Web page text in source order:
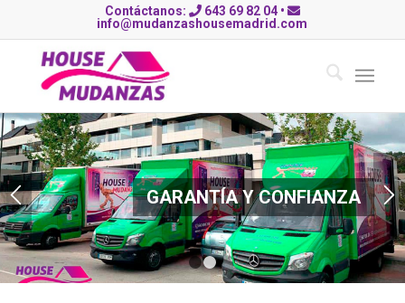
Contáctanos: 643 69 82 04•
info@mudanzashousemadrid.com
GARANTÍA Y CONFIANZA
1 2